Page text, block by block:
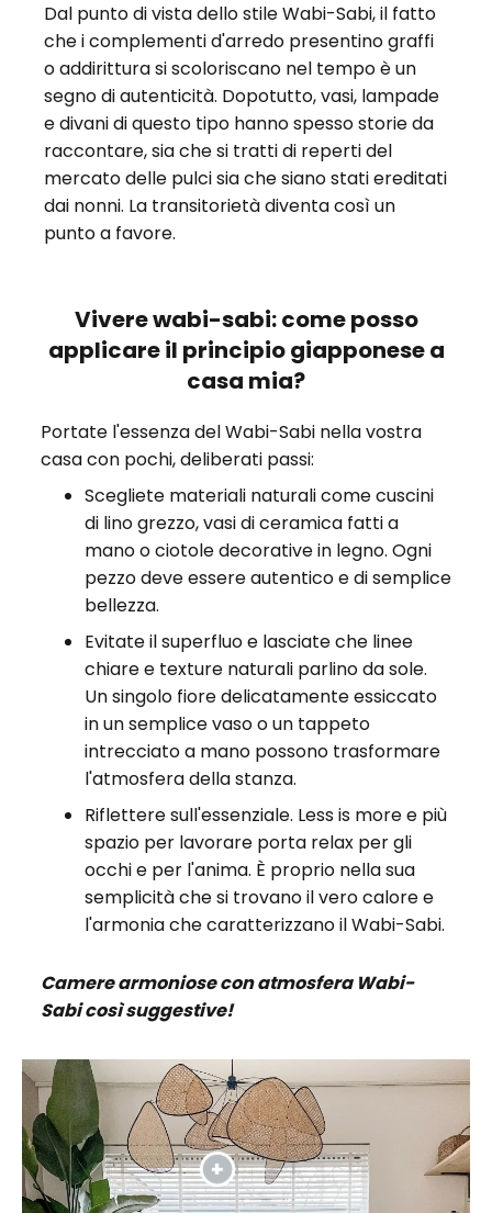
Dal punto di vista dello stile Wabi-Sabi, il fatto
che i complementi d'arredo presentino graffi
o addirittura si scoloriscano nel tempo è un
segno di autenticità. Dopotutto, vasi, lampade
e divani di questo tipo hanno spesso storie da
raccontare, sia che si tratti di reperti del
mercato delle pulci sia che siano stati ereditati
dai nonni. La transitorietà diventa così un
punto a favore.
Vivere wabi-sabi: come posso
applicare il principio giapponese a
casa mia?
Portate l'essenza del Wabi-Sabi nella vostra
casa con pochi, deliberati passi:
Scegliete materiali naturali come cuscini
di lino grezzo, vasi di ceramica fatti a
mano o ciotole decorative in legno. Ogni
pezzo deve essere autentico e di semplice
bellezza.
Evitate il superfluo e lasciate che linee
chiare e texture naturali parlino da sole.
Un singolo fiore delicatamente essiccato
in un semplice vaso o un tappeto
intrecciato a mano possono trasformare
l'atmosfera della stanza.
Riflettere sull'essenziale. Less is more e più
spazio per lavorare porta relax per gli
occhi e per l'anima. È proprio nella sua
semplicità che si trovano il vero calore e
l'armonia che caratterizzano il Wabi-Sabi.
Camere armoniose con atmosfera Wabi-
Sabi così suggestive!